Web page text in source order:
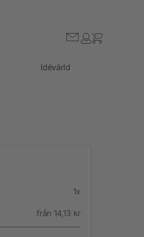
Idévärld
1x
från 14,13 kr